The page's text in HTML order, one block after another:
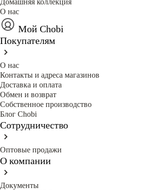
Домашняя коллекция
О нас
Мой Chobi
Покупателям
О нас
Контакты и адреса магазинов
Доставка и оплата
Обмен и возврат
Собственное производство
Блог Сhobi
Сотрудничество
Оптовые продажи
О компании
Документы